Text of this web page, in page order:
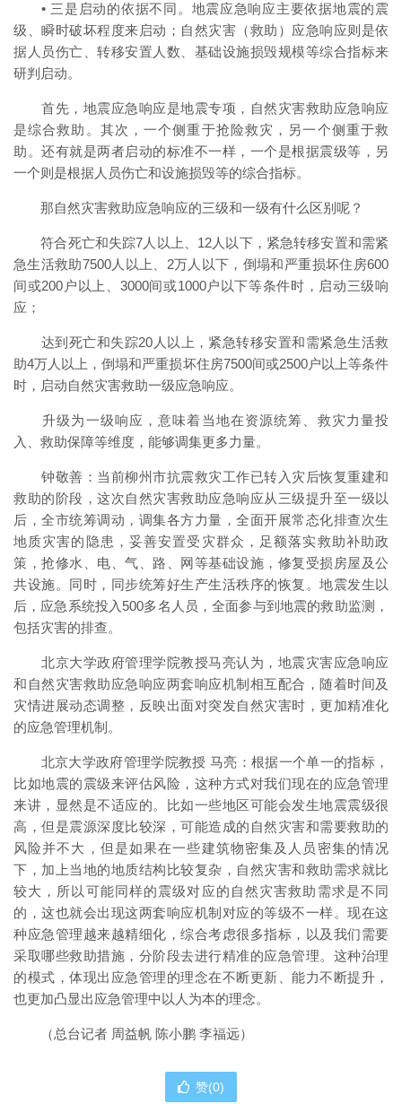
• 三是启动的依据不同。地震应急响应主要依据地震的震
级、瞬时破坏程度来启动；自然灾害（救助）应急响应则是依
据人员伤亡、转移安置人数、基础设施损毁规模等综合指标来
研判启动。
首先，地震应急响应是地震专项，自然灾害救助应急响应
是综合救助。其次，一个侧重于抢险救灾，另一个侧重于救
助。还有就是两者启动的标准不一样，一个是根据震级等，另
一个则是根据人员伤亡和设施损毁等的综合指标。
那自然灾害救助应急响应的三级和一级有什么区别呢？
符合死亡和失踪7人以上、12人以下，紧急转移安置和需紧
急生活救助7500人以上、2万人以下，倒塌和严重损坏住房600
间或200户以上、3000间或1000户以下等条件时，启动三级响
应；
达到死亡和失踪20人以上，紧急转移安置和需紧急生活救
助4万人以上，倒塌和严重损坏住房7500间或2500户以上等条件
时，启动自然灾害救助一级应急响应。
升级为一级响应，意味着当地在资源统筹、救灾力量投
入、救助保障等维度，能够调集更多力量。
钟敬善：当前柳州市抗震救灾工作已转入灾后恢复重建和
救助的阶段，这次自然灾害救助应急响应从三级提升至一级以
后，全市统筹调动，调集各方力量，全面开展常态化排查次生
地质灾害的隐患，妥善安置受灾群众，足额落实救助补助政
策，抢修水、电、气、路、网等基础设施，修复受损房屋及公
共设施。同时，同步统筹好生产生活秩序的恢复。地震发生以
后，应急系统投入500多名人员，全面参与到地震的救助监测，
包括灾害的排查。
北京大学政府管理学院教授马亮认为，地震灾害应急响应
和自然灾害救助应急响应两套响应机制相互配合，随着时间及
灾情进展动态调整，反映出面对突发自然灾害时，更加精准化
的应急管理机制。
北京大学政府管理学院教授 马亮：根据一个单一的指标，
比如地震的震级来评估风险，这种方式对我们现在的应急管理
来讲，显然是不适应的。比如一些地区可能会发生地震震级很
高，但是震源深度比较深，可能造成的自然灾害和需要救助的
风险并不大，但是如果在一些建筑物密集及人员密集的情况
下，加上当地的地质结构比较复杂，自然灾害和救助需求就比
较大，所以可能同样的震级对应的自然灾害救助需求是不同
的，这也就会出现这两套响应机制对应的等级不一样。现在这
种应急管理越来越精细化，综合考虑很多指标，以及我们需要
采取哪些救助措施，分阶段去进行精准的应急管理。这种治理
的模式，体现出应急管理的理念在不断更新、能力不断提升，
也更加凸显出应急管理中以人为本的理念。
（总台记者 周益帆 陈小鹏 李福远）
赞(0)